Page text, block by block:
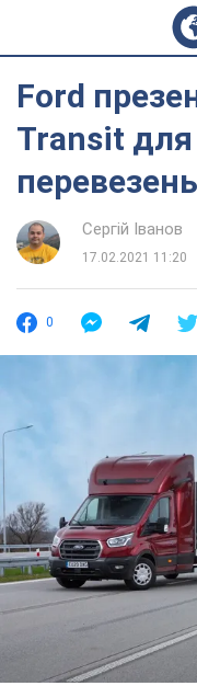
Ford
Transit
перевезень
Сергій Іванов
17.02.2021 11:20
0